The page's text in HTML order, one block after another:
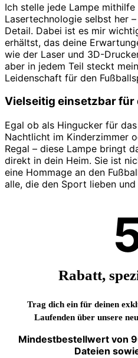
Ich stelle jede Lampe
Lasertechnologie selbst her
Detail. Dabei ist es mir
erhältst, das deine
wie der Laser und 3D-
aber in jedem Teil steckt
Leidenschaft für den
Vielseitig einsetzbar für
Egal ob als Hingucker für
Nachtlicht im Kinderzimmer
Regal – diese Lampe bringt
direkt in dein Heim. Sie ist
eine Hommage an den
alle, die den Sport lieben und
Rabatt,
Trag dich ein für deinen
Laufenden über unsere
Mindestbestellwert von
Dateien